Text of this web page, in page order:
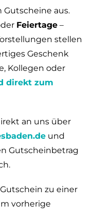
Gutscheine aus.
Feiertage–
stellen
Geschenk
Kollegen oder
direkt zum
an uns über
und
Gutscheinbetrag
zu einer
vorherige